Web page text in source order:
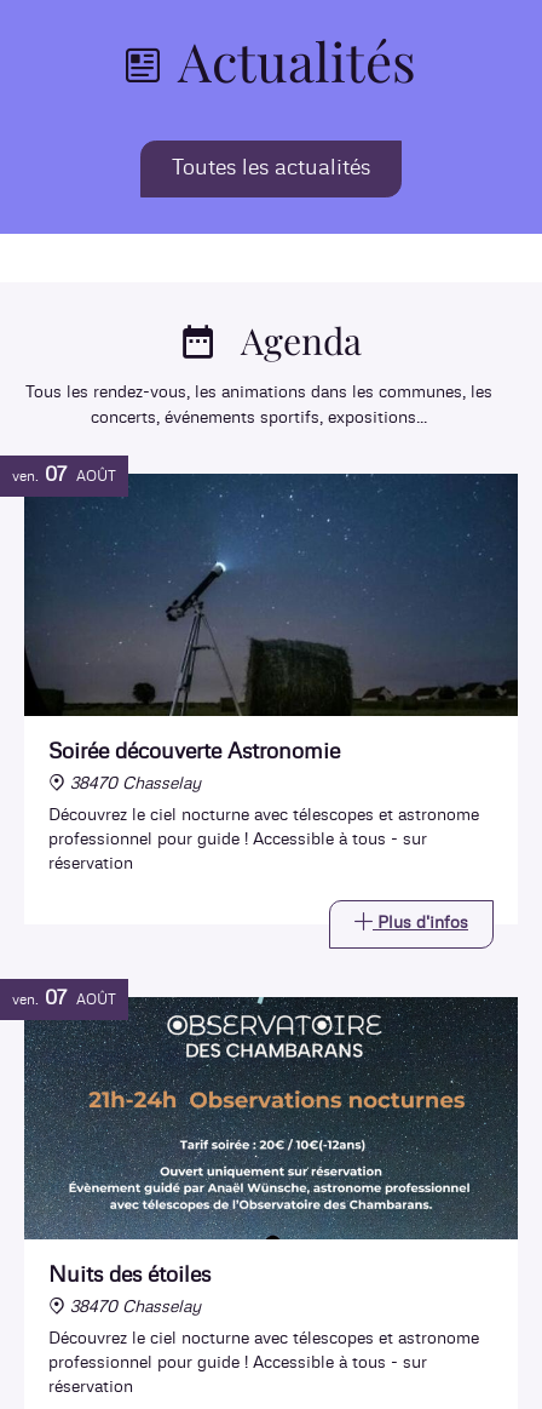
Actualités
Toutes les actualités
Agenda
Tous les rendez-vous, les animations dans les communes, les
concerts, événements sportifs, expositions...
ven. 07 AOÛT
Soirée découverte Astronomie
38470 Chasselay
Découvrez le ciel nocturne avec télescopes et astronome
professionnel pour guide ! Accessible à tous - sur
réservation
Plus d'infos
ven. 07 AOÛT
Nuits des étoiles
38470 Chasselay
Découvrez le ciel nocturne avec télescopes et astronome
professionnel pour guide ! Accessible à tous - sur
réservation